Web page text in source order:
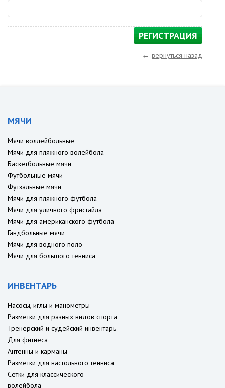
← вернуться назад
МЯЧИ
Мячи воллейбольные
Мячи для пляжного волейбола
Баскетбольные мячи
Футбольные мячи
Футзальные мячи
Мячи для пляжного футбола
Мячи для уличного фристайла
Мячи для американского футбола
Гандбольные мячи
Мячи для водного поло
Мячи для большого тенниса
ИНВЕНТАРЬ
Насосы, иглы и манометры
Разметки для разных видов спорта
Тренерский и судейский инвентарь
Для фитнеса
Антенны и карманы
Разметки для настольного тенниса
Сетки для классического
волейбола